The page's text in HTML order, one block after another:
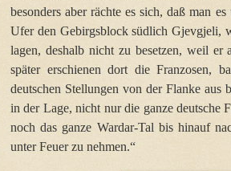
besonders aber rächte es sich, daß man
Ufer den Gebirgsblock südlich Gjevgjeli,
lagen, deshalb nicht zu besetzen, weil er
später erschienen dort die Franzosen,
deutschen Stellungen von der Flanke aus
in der Lage, nicht nur die ganze deutsche
noch das ganze Wardar-Tal bis hinauf
unter Feuer zu nehmen.“